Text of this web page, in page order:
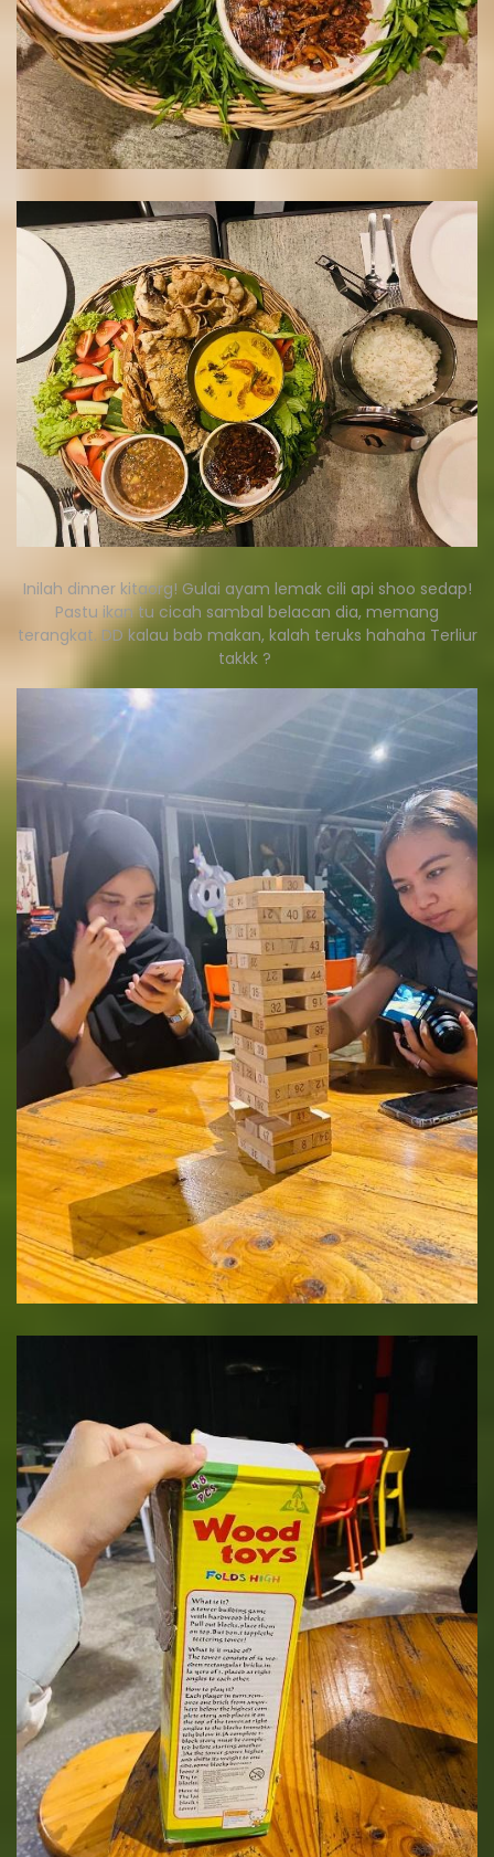
Inilah dinner kitaorg! Gulai ayam lemak cili api shoo sedap!
Pastu ikan tu cicah sambal belacan dia, memang
terangkat. DD kalau bab makan, kalah teruks hahaha Terliur
takkk ?